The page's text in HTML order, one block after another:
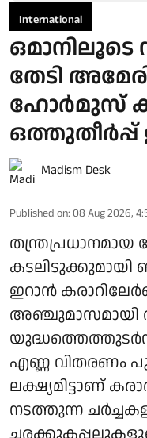
International
ഒമാനിലൂടെ
തേടി
ഹോര്‍മുസ്
ഒത്തുതീര്‍പ്പ്
Madism Desk
Published on: 08 Aug 2026,
കടലിടുക്കുമായി
ഇറാന്‍
യുദ്ധത്തെത്തുടര്‍ന്ന്
എണ്ണ വിതരണം
ലക്ഷ്യമിട്ടാണ്
നടത്തുന്ന